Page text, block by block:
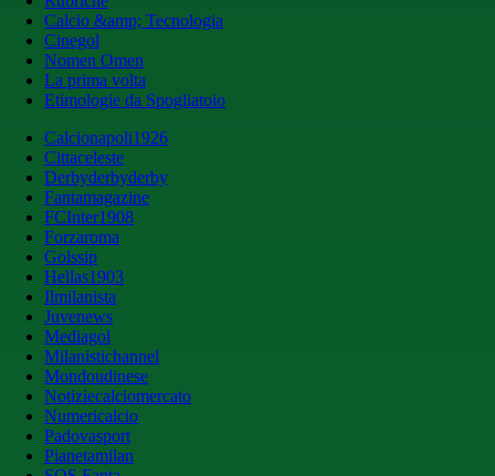
Calcio &amp; Tecnologia
Cinegol
Nomen Omen
La prima volta
Etimologie da Spogliatoio
Calcionapoli1926
Cittaceleste
Derbyderbyderby
Fantamagazine
FCInter1908
Forzaroma
Golssip
Hellas1903
Ilmilanista
Juvenews
Mediagol
Milanistichannel
Mondoudinese
Notiziecalciomercato
Numericalcio
Padovasport
Pianetamilan